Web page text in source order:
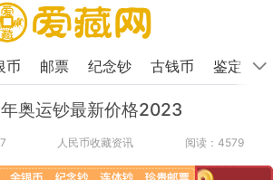
币 邮票 纪念钞 古钱币 鉴定
奥运钞最新价格2023
人民币收藏资讯 阅读：4579